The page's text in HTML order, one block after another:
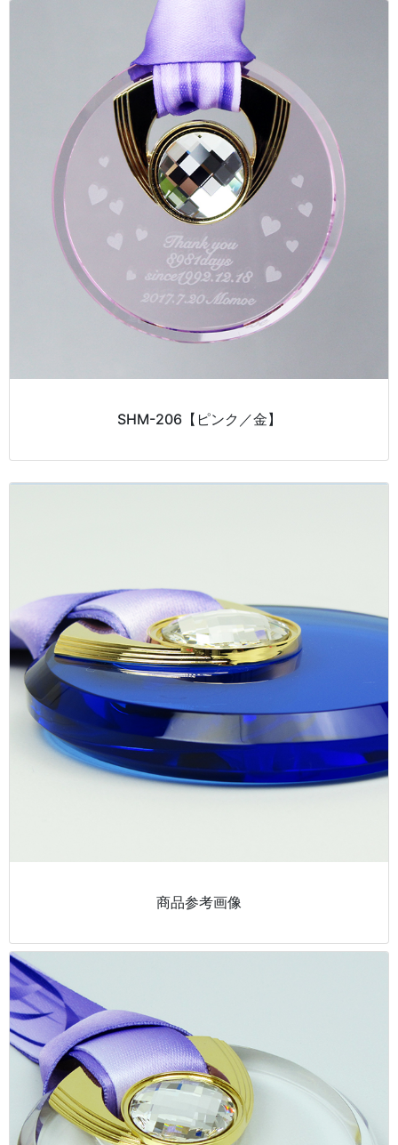
SHM-206【ピンク／金】
商品参考画像